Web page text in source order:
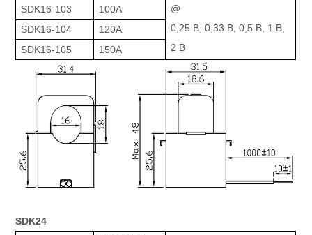
@
0,25 В, 0,33 В, 0,5 В, 1 В,
2 В
SDK16-103
100А
SDK16-104
120А
SDK16-105
150A
SDK24